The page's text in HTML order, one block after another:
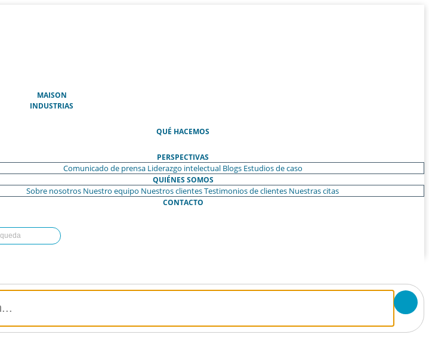
MAISON(ACTUAL)
INDUSTRIAS
QUÉ HACEMOS
PERSPECTIVAS
Comunicado de prensa Liderazgo intelectual Blogs Estudios de caso
QUIÉNES SOMOS
Sobre nosotros Nuestro equipo Nuestros clientesTestimonios de clientes Nuestras citas
CONTACTO